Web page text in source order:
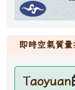
即時空氣質量
Taoyuan